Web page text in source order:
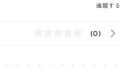
通報する
(0)